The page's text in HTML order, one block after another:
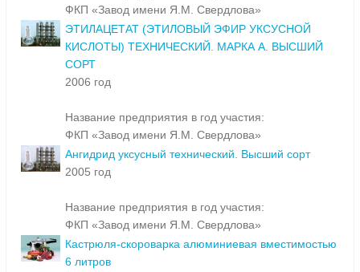
ФКП «Завод имени Я.М. Свердлова»
ЭТИЛАЦЕТАТ (ЭТИЛОВЫЙ ЭФИР УКСУСНОЙ
КИСЛОТЫ) ТЕХНИЧЕСКИЙ. МАРКА А. ВЫСШИЙ
СОРТ
2006 год
Название предприятия в год участия:
ФКП «Завод имени Я.М. Свердлова»
Ангидрид уксусный технический. Высший сорт
2005 год
Название предприятия в год участия:
ФКП «Завод имени Я.М. Свердлова»
Кастрюля-скороварка алюминиевая вместимостью
6 литров